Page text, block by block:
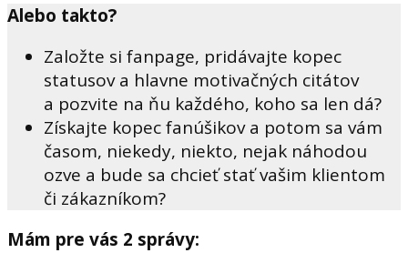
Alebo takto?
Založte si fanpage, pridávajte kopec
statusov a hlavne motivačných citátov
a pozvite na ňu každého, koho sa len dá?
Získajte kopec fanúšikov a potom sa vám
časom, niekedy, niekto, nejak náhodou
ozve a bude sa chcieť stať vašim klientom
či zákazníkom?
Mám pre vás 2 správy: